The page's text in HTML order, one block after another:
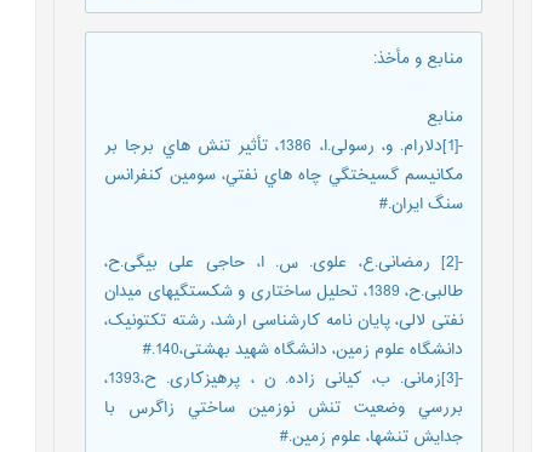
منابع و مأخذ:
منابع
-[1]دلارام. و، رسولی.ا، 1386، تأثير تنش هاي برجا بر
مكانيسم گسيختگي چاه هاي نفتي، سومین کنفرانس
سنگ ایران.#
-[2] رمضانی.ع، علوی. س. ا، حاجی علی بیگی.ح،
طالبی.ح، 1389، تحلیل ساختاری و شکستگی‎های میدان
نفتی لالی، پایان نامه کارشناسی ارشد، رشته تکتونیک،
دانشگاه علوم زمین، دانشگاه شهید بهشتی،140.#
-[3]زمانی. ب، کیانی زاده. ن ، پرهیزکاری. ح،1393،
بررسي وضعيت تنش نوزمين ساختي زاگرس با
جدایش تنش‎ها، علوم زمین.#